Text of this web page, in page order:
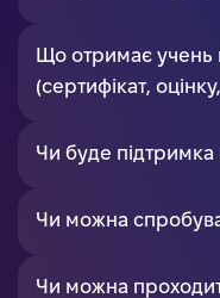
Що отримає учень
(сертифікат,
Чи буде підтримка
Чи можна
Чи можна